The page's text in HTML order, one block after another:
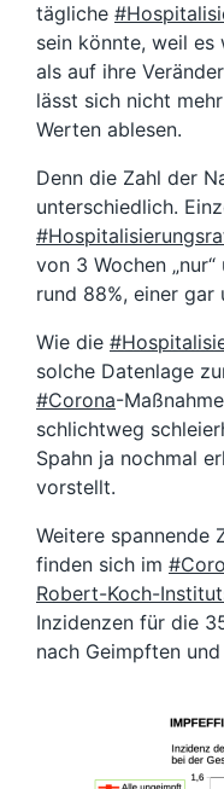
tägliche
sein könnte, weil es
als auf ihre
lässt sich nicht
Werten ablesen.
Denn die Zahl der
unterschiedlich.
von 3 Wochen
rund 88%, einer
Wie die
solche Datenlage
#Corona-
schlichtweg
Spahn ja nochmal
vorstellt.
Weitere spannende
finden sich im
Robert-Koch-
Inzidenzen für die
nach Geimpften